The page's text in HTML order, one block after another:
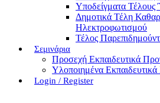
Υποδείγματα Τέλους
Δημοτικά Τέλη
Ηλεκτροφωτισμού
Τέλος
Σεμινάρια
Προσεχή Εκπαιδευτικά
Υλοποιημένα
Login / Register